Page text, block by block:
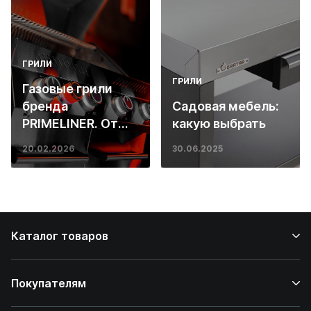
ГРИЛИ
Газовые грили
бренда
PRIMELINER. От
основ инженерии
до ресторанных
20.02.2026
ГРИЛИ
Садовая мебель:
какую выбрать
30.06.2025
Каталог товаров
Покупателям